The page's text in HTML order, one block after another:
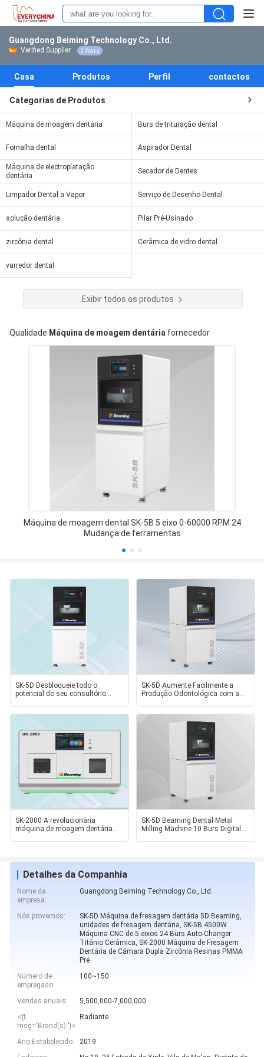
Guangdong Beiming Technology Co., Ltd.
Verified Supplier 2 Years
Casa Produtos Perfil contactos
Categorias de Produtos
Máquina de moagem dentária Burs de trituração dental
Fornalha dental Aspirador Dental
Máquina de electroplatação
dentária
Secador de Dentes
Limpador Dental a Vapor Serviço de Desenho Dental
solução dentária Pilar Pré-Usinado
zircônia dental Cerâmica de vidro dental
varredor dental
Exibir todos os produtos
Qualidade Máquina de moagem dentária fornecedor
Máquina de moagem dental SK-5B 5 eixo 0-60000 RPM 24
Mudança de ferramentas
SK-5D Desbloqueie todo o
potencial do seu consultório
SK-5D Aumente Facilmente a
Produção Odontológica com a
SK-2000 A revolucionária
máquina de moagem dentária
SK-5D Beaming Dental Metal
Milling Machine 10 Burs Digital
Detalhes da Companhia
Nome da
empresa:
Guangdong Beiming Technology Co., Ltd.
Nós provemos:
SK-5D Máquina de fresagem dentária 5D Beaming,
unidades de fresagem dentária, SK-5B 4500W
Máquina CNC de 5 eixos 24 Burs Auto-Changer
Titânio Cerâmica, SK-2000 Máquina de Fresagem
Dentária de Câmara Dupla Zircônia Resinas PMMA
Pré
Número de
empregado:
100~150
Vendas anuais:
5,500,000-7,000,000
<{t
msg='Brand(s):'}>
Radiante
Ano Estabelecido:
2019